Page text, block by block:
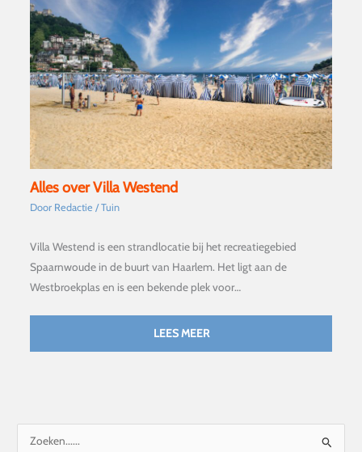
Alles over Villa Westend
Door Redactie /Tuin
Villa Westend is een strandlocatie bij het recreatiegebied
Spaarnwoude in de buurt van Haarlem. Het ligt aan de
Westbroekplas en is een bekende plek voor…
LEES MEER